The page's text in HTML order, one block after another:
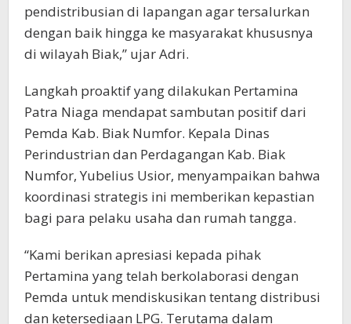
pendistribusian di lapangan agar tersalurkan
dengan baik hingga ke masyarakat khususnya
di wilayah Biak,” ujar Adri.
Langkah proaktif yang dilakukan Pertamina
Patra Niaga mendapat sambutan positif dari
Pemda Kab. Biak Numfor. Kepala Dinas
Perindustrian dan Perdagangan Kab. Biak
Numfor, Yubelius Usior, menyampaikan bahwa
koordinasi strategis ini memberikan kepastian
bagi para pelaku usaha dan rumah tangga.
“Kami berikan apresiasi kepada pihak
Pertamina yang telah berkolaborasi dengan
Pemda untuk mendiskusikan tentang distribusi
dan ketersediaan LPG. Terutama dalam